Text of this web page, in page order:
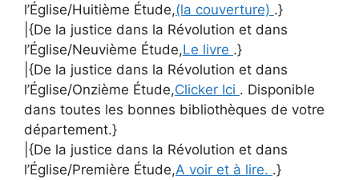
l’Église/Huitième Étude,(la couverture) .}
|{De la justice dans la Révolution et dans
l’Église/Neuvième Étude,Le livre .}
|{De la justice dans la Révolution et dans
l’Église/Onzième Étude,Clicker Ici . Disponible
dans toutes les bonnes bibliothèques de votre
département.}
|{De la justice dans la Révolution et dans
l’Église/Première Étude,A voir et à lire. .}